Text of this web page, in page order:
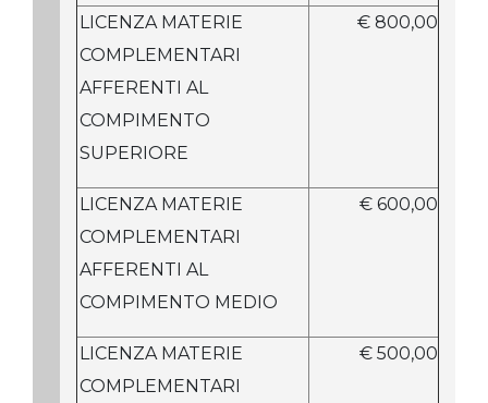
LICENZA MATERIE
COMPLEMENTARI
AFFERENTI AL
COMPIMENTO
SUPERIORE
€ 800,00
LICENZA MATERIE
COMPLEMENTARI
AFFERENTI AL
COMPIMENTO MEDIO
€ 600,00
LICENZA MATERIE
COMPLEMENTARI
€ 500,00